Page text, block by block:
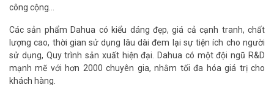
công cộng…
Các sản phẩm Dahua có kiểu dáng đẹp, giá cả cạnh tranh, chất
lượng cao, thời gian sử dụng lâu dài đem lại sự tiện ích cho người
sử dụng, Quy trình sản xuất hiện đại. Dahua có một đội ngũ R&D
mạnh mẽ với hơn 2000 chuyên gia, nhằm tối đa hóa giá trị cho
khách hàng.